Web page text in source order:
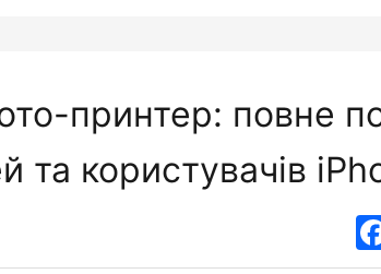
принтер: повне
та користувачів